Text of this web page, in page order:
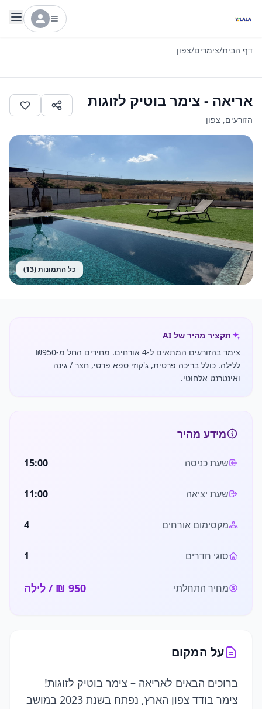
דף הבית/צימרים/צפון
אריאה - צימר בוטיק לזוגות
הזורעים, צפון
כל התמונות (13
)
תקציר מהיר של AI
צימר בהזורעים המתאים ל-4 אורחים. מחירים החל מ-₪950
ללילה. כולל בריכה פרטית, ג'קוזי ספא פרטי, חצר / גינה
ואינטרנט אלחוטי.
מידע מהיר
שעת כניסה 15:00
שעת יציאה 11:00
מקסימום אורחים 4
סוגי חדרים 1
מחיר התחלתי / לילה
על המקום
ברוכים הבאים לאריאה – צימר בוטיק לזוגות!
צימר בודד צפון הארץ, נפתח בשנת 2023 במושב